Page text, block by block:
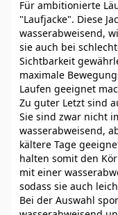
Für ambitionierte
"Laufjacke". Diese
wasserabweisend,
sie auch bei
Sichtbarkeit
maximale
Laufen geeignet
Zu guter Letzt sind
Sie sind zwar nicht
wasserabweisend,
kältere Tage
halten somit den
mit einer
sodass sie auch
Bei der Auswahl